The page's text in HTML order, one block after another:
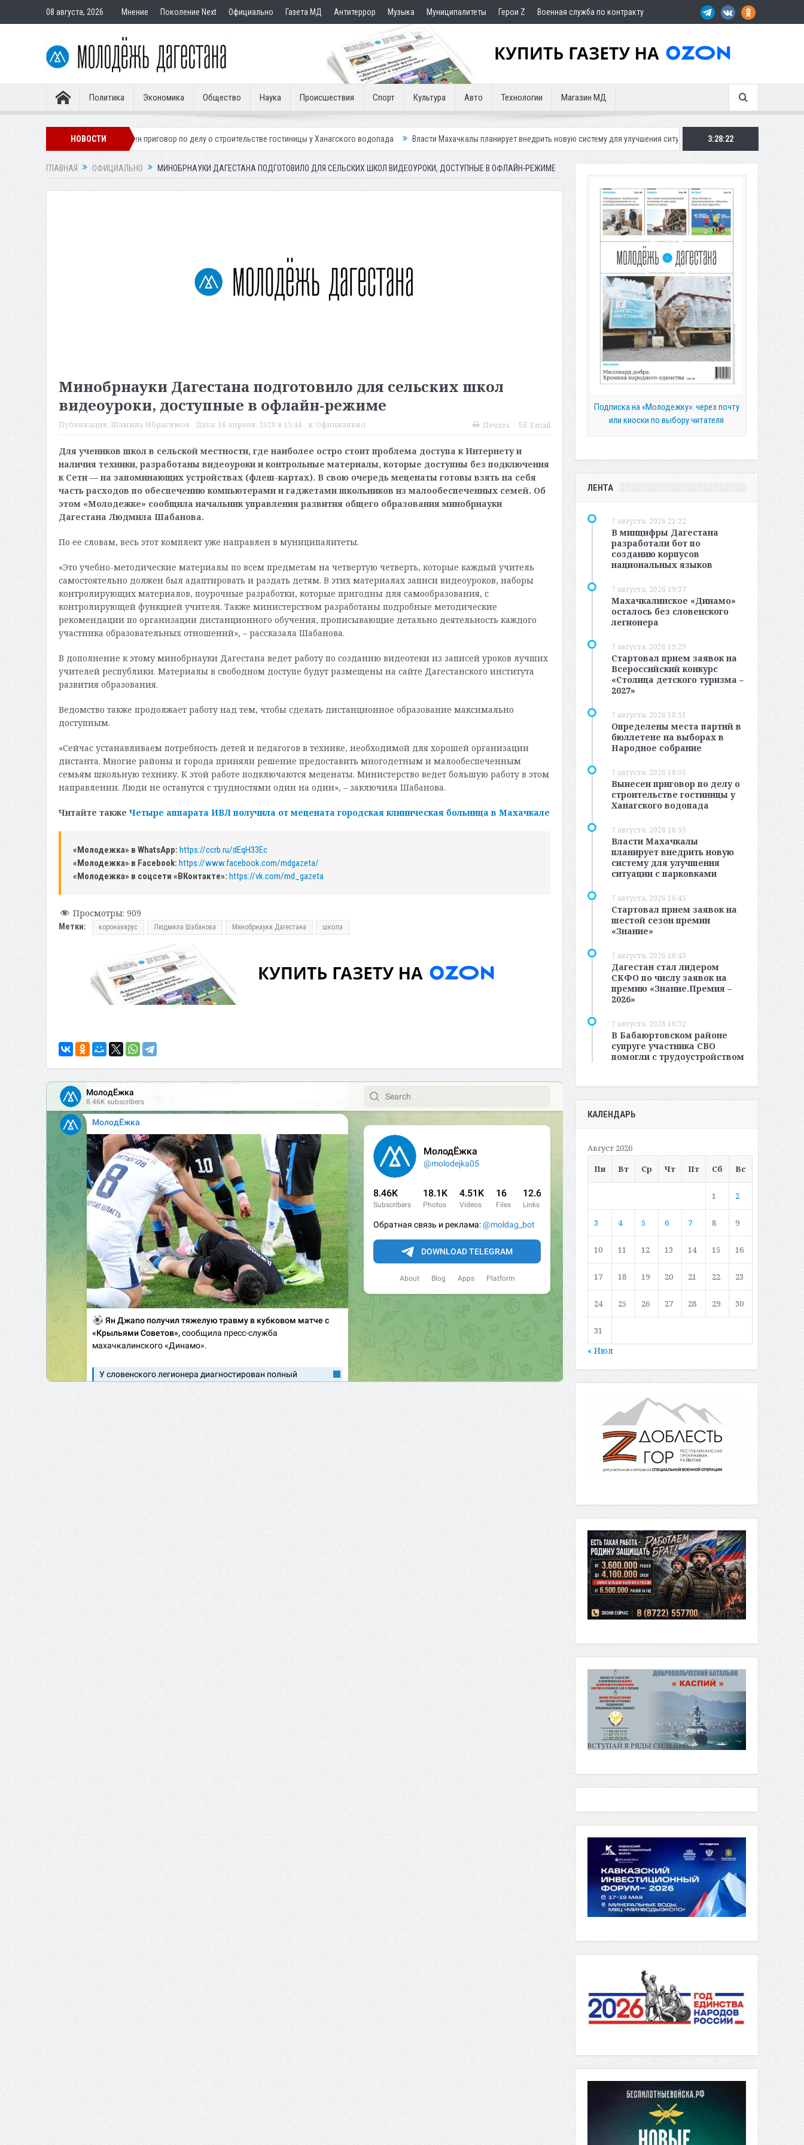
08 августа, 2026 Мнение Поколение Next Официально Газета МД Антитеррор Музыка Муниципалитеты Герои Z Военная служба по контракту
Политика Экономика Общество Наука Происшествия Спорт Культура Авто Технологии Магазин МД
НОВОСТИ
Вынесен приговор по делу о строительстве гостиницы у Ханагского водопада Власти Махачкалы планирует внедрить новую систему для улучшения ситуации с парковками Махачкалинское
3:28:23
ГЛАВНАЯ ОФИЦИАЛЬНО МИНОБРНАУКИ ДАГЕСТАНА ПОДГОТОВИЛО ДЛЯ СЕЛЬСКИХ ШКОЛ ВИДЕОУРОКИ, ДОСТУПНЫЕ В ОФЛАЙН-РЕЖИМЕ
Минобрнауки Дагестана подготовило для сельских школ
видеоуроки, доступные в офлайн-режиме
Публикация: Шамиль Ибрагимов Дата: 16 апреля, 2020 в 15:44 в: Официально Печать Email
Для учеников школ в сельской местности, где наиболее остро стоит проблема доступа к Интернету и
наличия техники, разработаны видеоуроки и контрольные материалы, которые доступны без подключения
к Сети — на запоминающих устройствах (флеш-картах). В свою очередь меценаты готовы взять на себя
часть расходов по обеспечению компьютерами и гаджетами школьников из малообеспеченных семей. Об
этом «Молодежке» сообщила начальник управления развития общего образования минобрнауки
Дагестана Людмила Шабанова.
По ее словам, весь этот комплект уже направлен в муниципалитеты.
«Это учебно-методические материалы по всем предметам на четвертую четверть, которые каждый учитель
самостоятельно должен был адаптировать и раздать детям. В этих материалах записи видеоуроков, наборы
контролирующих материалов, поурочные разработки, которые пригодны для самообразования, с
контролирующей функцией учителя. Также министерством разработаны подробные методические
рекомендации по организации дистанционного обучения, прописывающие детально деятельность каждого
участника образовательных отношений», – рассказала Шабанова.
В дополнение к этому минобрнауки Дагестана ведет работу по созданию видеотеки из записей уроков лучших
учителей республики. Материалы в свободном доступе будут размещены на сайте Дагестанского института
развития образования.
Ведомство также продолжает работу над тем, чтобы сделать дистанционное образование максимально
доступным.
«Сейчас устанавливаем потребность детей и педагогов в технике, необходимой для хорошей организации
дистанта. Многие районы и города приняли решение предоставить многодетным и малообеспеченным
семьям школьную технику. К этой работе подключаются меценаты. Министерство ведет большую работу в этом
направлении. Люди не останутся с трудностями один на один», – заключила Шабанова.
Читайте такжеЧетыре аппарата ИВЛ получила от мецената городская клиническая больница в Махачкале
«Молодежка» в WhatsApp: https://ccrb.ru/dEqH33Ec
«Молодежка» в Facebook: https://www.facebook.com/mdgazeta/
«Молодежка» в соцсети «ВКонтакте»: https://vk.com/md_gazeta
Просмотры: 909
Метки: коронавирус Людмила Шабанова Минобрнауки Дагестана школа
Подписка на «Молодежку»: через почту
или киоски по выбору читателя
ЛЕНТА
7 августа, 2026 21:22
В минцифры Дагестана
разработали бот по
созданию корпусов
национальных языков
7 августа, 2026 19:37
Махачкалинское «Динамо»
осталось без словенского
легионера
7 августа, 2026 19:29
Стартовал прием заявок на
Всероссийский конкурс
«Столица детского туризма –
2027»
7 августа, 2026 18:51
Определены места партий в
бюллетене на выборах в
Народное собрание
7 августа, 2026 18:05
Вынесен приговор по делу о
строительстве гостиницы у
Ханагского водопада
7 августа, 2026 16:55
Власти Махачкалы
планирует внедрить новую
систему для улучшения
ситуации с парковками
7 августа, 2026 16:45
Стартовал прием заявок на
шестой сезон премии
«Знание»
7 августа, 2026 16:43
Дагестан стал лидером
СКФО по числу заявок на
премию «Знание.Премия –
2026»
7 августа, 2026 16:32
В Бабаюртовском районе
супруге участника СВО
помогли с трудоустройством
КАЛЕНДАРЬ
Август 2026
Пн
Вт Ср Чт Пт Сб Вс
1 2
3 4 5 6 7 8 9
10 11 12 13 14 15 16
17 18 19 20 21 22 23
24 25 26 27 28 29 30
31
« Июл